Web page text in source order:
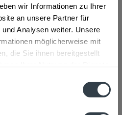
wir Informationen zu Ihrer
an unsere Partner für
Analysen weiter. Unsere
möglicherweise mit
die Sie ihnen bereitgestellt